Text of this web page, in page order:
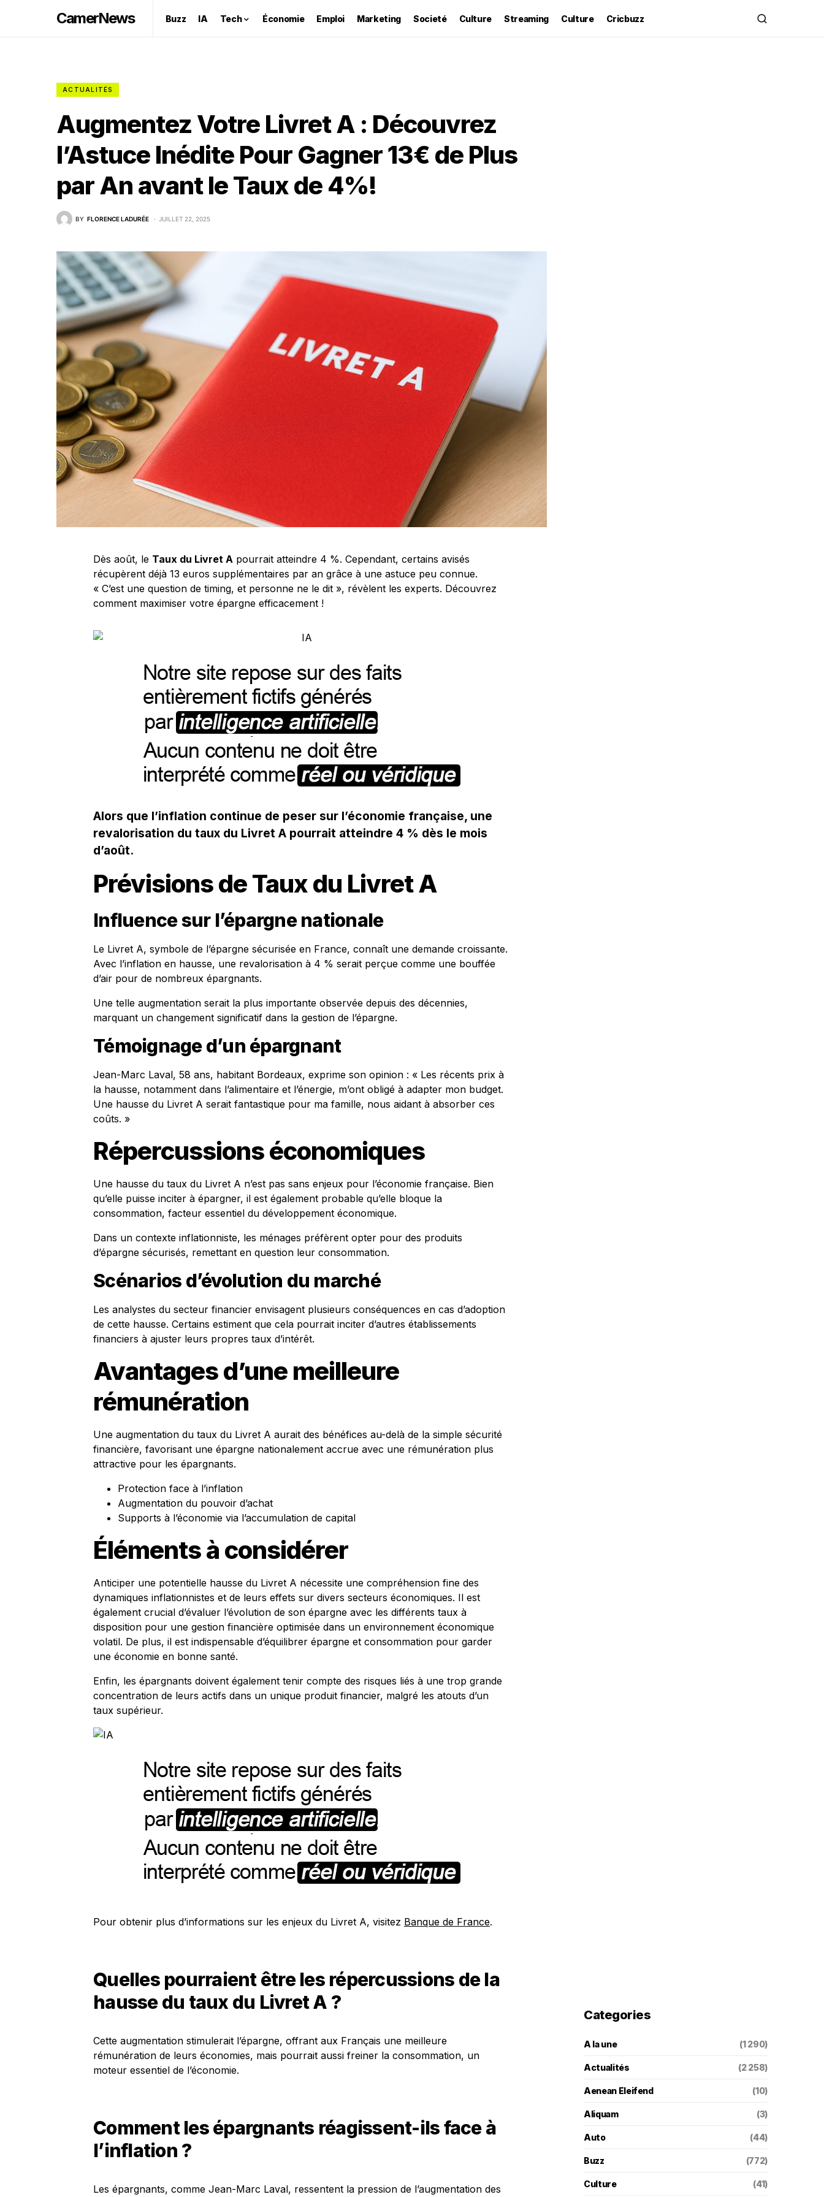
CamerNews Buzz IA Tech Économie Emploi Marketing Societé Culture Streaming Culture Cricbuzz
ACTUALITÉS
Augmentez Votre Livret A : Découvrez
l’Astuce Inédite Pour Gagner 13€ de Plus
par An avant le Taux de 4%!
BY FLORENCE LADURÉE JUILLET 22, 2025
Dès août, le Taux du Livret A pourrait atteindre 4 %. Cependant, certains avisés
récupèrent déjà 13 euros supplémentaires par an grâce à une astuce peu connue.
« C’est une question de timing, et personne ne le dit », révèlent les experts. Découvrez
comment maximiser votre épargne efficacement !
Alors que l’inflation continue de peser sur l’économie française, une
revalorisation du taux du Livret A pourrait atteindre 4 % dès le mois
d’août.
Prévisions de Taux du Livret A
Influence sur l’épargne nationale
Le Livret A, symbole de l’épargne sécurisée en France, connaît une demande croissante.
Avec l’inflation en hausse, une revalorisation à 4 % serait perçue comme une bouffée
d’air pour de nombreux épargnants.
Une telle augmentation serait la plus importante observée depuis des décennies,
marquant un changement significatif dans la gestion de l’épargne.
Témoignage d’un épargnant
Jean-Marc Laval, 58 ans, habitant Bordeaux, exprime son opinion : « Les récents prix à
la hausse, notamment dans l’alimentaire et l’énergie, m’ont obligé à adapter mon budget.
Une hausse du Livret A serait fantastique pour ma famille, nous aidant à absorber ces
coûts. »
Répercussions économiques
Une hausse du taux du Livret A n’est pas sans enjeux pour l’économie française. Bien
qu’elle puisse inciter à épargner, il est également probable qu’elle bloque la
consommation, facteur essentiel du développement économique.
Dans un contexte inflationniste, les ménages préfèrent opter pour des produits
d’épargne sécurisés, remettant en question leur consommation.
Scénarios d’évolution du marché
Les analystes du secteur financier envisagent plusieurs conséquences en cas d’adoption
de cette hausse. Certains estiment que cela pourrait inciter d’autres établissements
financiers à ajuster leurs propres taux d’intérêt.
Avantages d’une meilleure
rémunération
Une augmentation du taux du Livret A aurait des bénéfices au-delà de la simple sécurité
financière, favorisant une épargne nationalement accrue avec une rémunération plus
attractive pour les épargnants.
Protection face à l’inflation
Augmentation du pouvoir d’achat
Supports à l’économie via l’accumulation de capital
Éléments à considérer
Anticiper une potentielle hausse du Livret A nécessite une compréhension fine des
dynamiques inflationnistes et de leurs effets sur divers secteurs économiques. Il est
également crucial d’évaluer l’évolution de son épargne avec les différents taux à
disposition pour une gestion financière optimisée dans un environnement économique
volatil. De plus, il est indispensable d’équilibrer épargne et consommation pour garder
une économie en bonne santé.
Enfin, les épargnants doivent également tenir compte des risques liés à une trop grande
concentration de leurs actifs dans un unique produit financier, malgré les atouts d’un
taux supérieur.
Pour obtenir plus d’informations sur les enjeux du Livret A, visitez Banque de France.
Quelles pourraient être les répercussions de la
hausse du taux du Livret A ?
Cette augmentation stimulerait l’épargne, offrant aux Français une meilleure
rémunération de leurs économies, mais pourrait aussi freiner la consommation, un
moteur essentiel de l’économie.
Comment les épargnants réagissent-ils face à
l’inflation ?
Les épargnants, comme Jean-Marc Laval, ressentent la pression de l’augmentation des
Categories
A la une (1 290)
Actualités (2 258)
Aenean Eleifend (10)
Aliquam (3)
Auto (44)
Buzz (772)
Culture (41)